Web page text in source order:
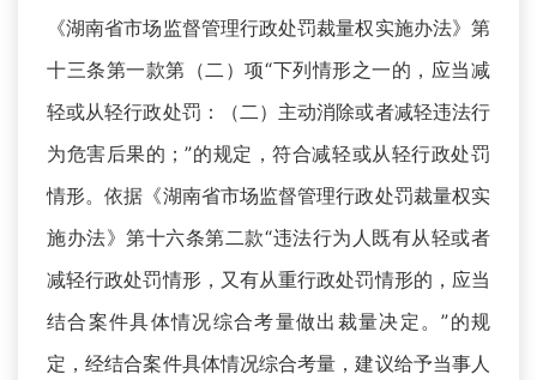
《湖南省市场监督管理行政处罚裁量权实施办法》第
十三条第一款第（二）项“下列情形之一的，应当减
轻或从轻行政处罚：（二）主动消除或者减轻违法行
为危害后果的；”的规定，符合减轻或从轻行政处罚
情形。依据《湖南省市场监督管理行政处罚裁量权实
施办法》第十六条第二款“违法行为人既有从轻或者
减轻行政处罚情形，又有从重行政处罚情形的，应当
结合案件具体情况综合考量做出裁量决定。”的规
定，经结合案件具体情况综合考量，建议给予当事人